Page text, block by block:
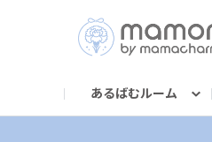
あるばむルーム